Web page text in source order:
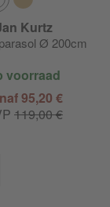
Kurtz
Ø 200cm
voorraad
95,20 €
119,00 €